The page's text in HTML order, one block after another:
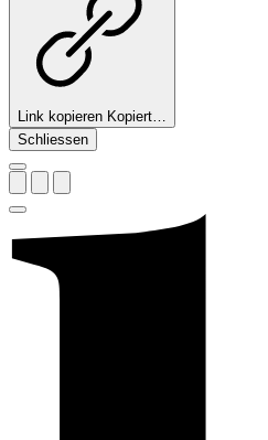
Link kopieren Kopiert…
Schliessen